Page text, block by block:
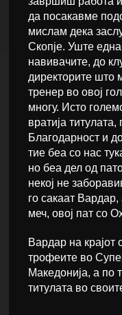
да посакавме
мислам дека
Скопје. Уште
навивачите, до
директорите што
тренер во овој
многу. Исто
вратија титулата,
Благодарност и
тие беа со нас
но беа дел од
некој не
го сакаат
меч, овој пат со
Вардар на крајот
трофеите во
Македонија, а по
титулата во